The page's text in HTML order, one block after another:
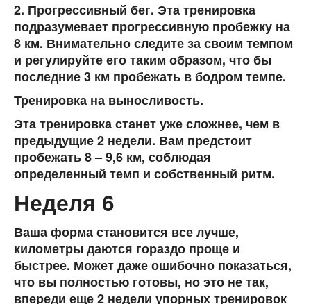
2. Прогрессивный бег. Эта тренировка
подразумевает прогрессивную пробежку на
8 км. Внимательно следите за своим темпом
и регулируйте его таким образом, что бы
последние 3 км пробежать в бодром темпе.
Тренировка на выносливость.
Эта тренировка станет уже сложнее, чем в
предыдущие 2 недели. Вам предстоит
пробежать 8 – 9,6 км, соблюдая
определенный темп и собственный ритм.
Неделя 6
Ваша форма становится все лучше,
километры даются гораздо проще и
быстрее. Может даже ошибочно показаться,
что вы полностью готовы, но это не так,
впереди еще 2 недели упорных тренировок